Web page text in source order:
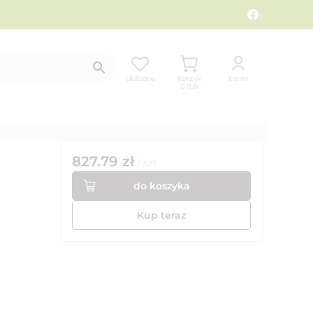
Ulubione
Koszyk
0 PLN
Konto
827.79 zł
do koszyka
Kup teraz